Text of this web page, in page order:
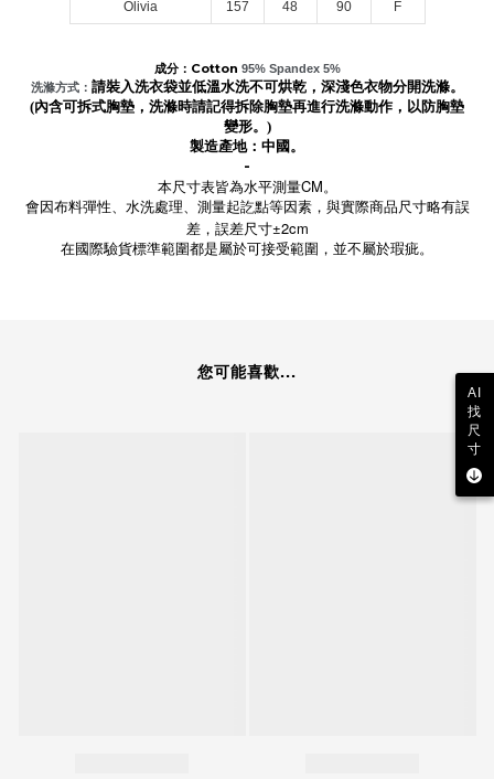
Olivia 157 48 90 F
成分：Cotton 95% Spandex 5%
洗滌方式： 請裝入洗衣袋並低溫水洗不可烘乾，深淺色衣物分開洗滌。
(內含可拆式胸墊，洗滌時請記得拆除胸墊再進行洗滌動作，以防胸墊
變形。)
製造產地：中國。
-
本尺寸表皆為水平測量CM。
會因布料彈性、水洗處理、測量起訖點等因素，與實際商品尺寸略有誤
差，誤差尺寸±2cm
在國際驗貨標準範圍都是屬於可接受範圍，並不屬於瑕疵。
您可能喜歡...
AI
找
尺
寸